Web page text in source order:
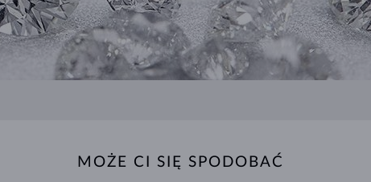
MOŻE CI SIĘ SPODOBAĆ